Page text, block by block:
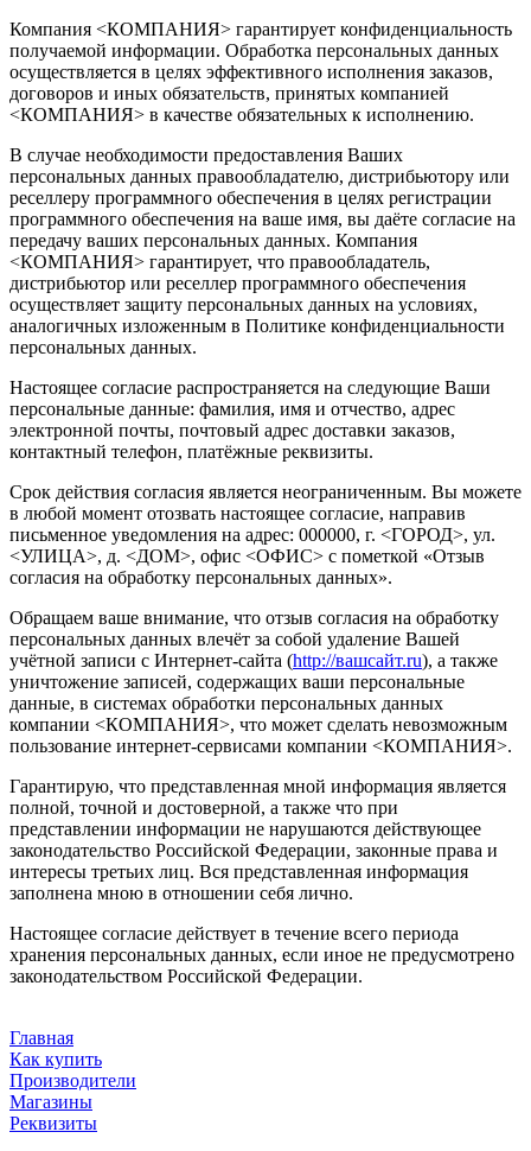
Компания <КОМПАНИЯ> гарантирует конфиденциальность
получаемой информации. Обработка персональных данных
осуществляется в целях эффективного исполнения заказов,
договоров и иных обязательств, принятых компанией
<КОМПАНИЯ> в качестве обязательных к исполнению.
В случае необходимости предоставления Ваших
персональных данных правообладателю, дистрибьютору или
реселлеру программного обеспечения в целях регистрации
программного обеспечения на ваше имя, вы даёте согласие на
передачу ваших персональных данных. Компания
<КОМПАНИЯ> гарантирует, что правообладатель,
дистрибьютор или реселлер программного обеспечения
осуществляет защиту персональных данных на условиях,
аналогичных изложенным в Политике конфиденциальности
персональных данных.
Настоящее согласие распространяется на следующие Ваши
персональные данные: фамилия, имя и отчество, адрес
электронной почты, почтовый адрес доставки заказов,
контактный телефон, платёжные реквизиты.
Срок действия согласия является неограниченным. Вы можете
в любой момент отозвать настоящее согласие, направив
письменное уведомления на адрес: 000000, г. <ГОРОД>, ул.
<УЛИЦА>, д. <ДОМ>, офис <ОФИС> с пометкой «Отзыв
согласия на обработку персональных данных».
Обращаем ваше внимание, что отзыв согласия на обработку
персональных данных влечёт за собой удаление Вашей
учётной записи с Интернет-сайта (http://вашсайт.ru), а также
уничтожение записей, содержащих ваши персональные
данные, в системах обработки персональных данных
компании <КОМПАНИЯ>, что может сделать невозможным
пользование интернет-сервисами компании <КОМПАНИЯ>.
Гарантирую, что представленная мной информация является
полной, точной и достоверной, а также что при
представлении информации не нарушаются действующее
законодательство Российской Федерации, законные права и
интересы третьих лиц. Вся представленная информация
заполнена мною в отношении себя лично.
Настоящее согласие действует в течение всего периода
хранения персональных данных, если иное не предусмотрено
законодательством Российской Федерации.
Главная
Как купить
Производители
Магазины
Реквизиты